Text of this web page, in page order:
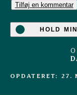
Tilføj en kommentar
HOLD
OPDATERET: 27.